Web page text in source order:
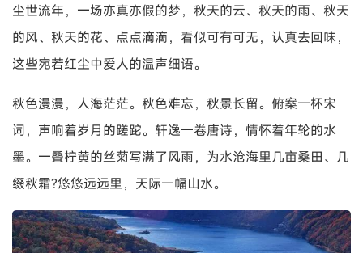
尘世流年，一场亦真亦假的梦，秋天的云、秋天的雨、秋天
的风、秋天的花、点点滴滴，看似可有可无，认真去回味，
这些宛若红尘中爱人的温声细语。
秋色漫漫，人海茫茫。秋色难忘，秋景长留。俯案一杯宋
词，声响着岁月的蹉跎。轩逸一卷唐诗，情怀着年轮的水
墨。一叠柠黄的丝菊写满了风雨，为水沧海里几亩桑田、几
缀秋霜?悠悠远远里，天际一幅山水。